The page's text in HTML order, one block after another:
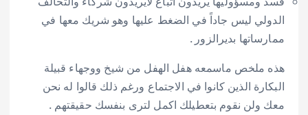
الدولي ليس جاداً في الضغط عليها وهو شريك معها في
ممارساتها بديرالزور .
هذه ملخص ماسمعه هفل الهفل من شيخ ووجهاء قبيلة
البكارة الذين كانوا في الاجتماع ورغم ذلك قالوا له نحن
معك ولن نقوم بتعطيلك اكمل لترى بنفسك حقيقتهم .